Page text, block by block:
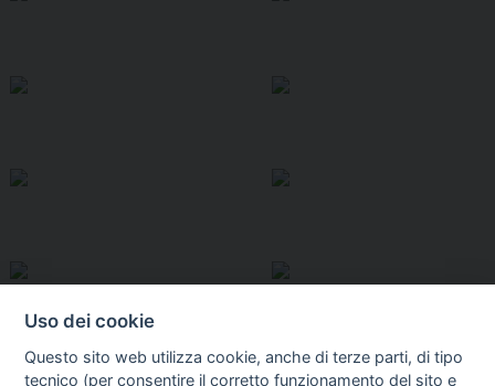
Uso dei cookie
Questo sito web utilizza cookie, anche di terze parti, di tipo
tecnico (per consentire il corretto funzionamento del sito e